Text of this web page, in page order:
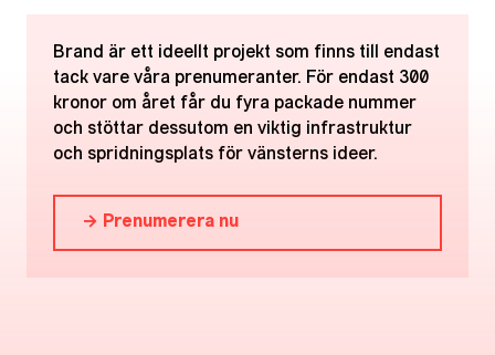
Brand är ett ideellt projekt som finns till endast
tack vare våra prenumeranter. För endast 300
kronor om året får du fyra packade nummer
och stöttar dessutom en viktig infrastruktur
och spridningsplats för vänsterns ideer.
→ Prenumerera nu